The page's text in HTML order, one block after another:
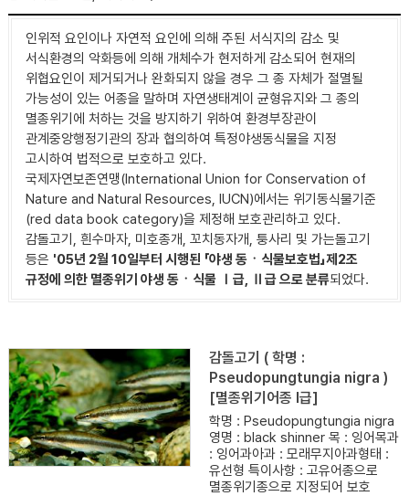
인위적 요인이나 자연적 요인에 의해 주된 서식지의 감소 및
서식환경의 악화등에 의해 개체수가 현저하게 감소되어 현재의
위협요인이 제거되거나 완화되지 않을 경우 그 종 자체가 절멸될
가능성이 있는 어종을 말하며 자연생태계이 균형유지와 그 종의
멸종위기에 처하는 것을 방지하기 위하여 환경부장관이
관계중앙행정기관의 장과 협의하여 특정야생동식물을 지정
고시하여 법적으로 보호하고 있다.
국제자연보존연맹(International Union for Conservation of
Nature and Natural Resources, IUCN)에서는 위기동식물기준
(red data book category)을 제정해 보호관리하고 있다.
감돌고기, 흰수마자, 미호종개, 꼬치동자개, 퉁사리 및 가는돌고기
등은 '05년 2월 10일부터 시행된 「야생 동ㆍ식물보호법」제2조
규정에 의한 멸종위기 야생 동ㆍ식물 Ⅰ급, Ⅱ급 으로 분류되었다.
감돌고기 ( 학명 :
Pseudopungtungia nigra )
[멸종위기어종 I급]
학명 : Pseudopungtungia nigra
영명 : black shinner 목 : 잉어목과
: 잉어과아과 : 모래무지아과형태 :
유선형 특이사항 : 고유어종으로
멸종위기종으로 지정되어 보호